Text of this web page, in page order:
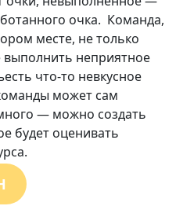
очка. Команда,
месте, не только
неприятное
что-то невкусное
может сам
— можно создать
будет оценивать